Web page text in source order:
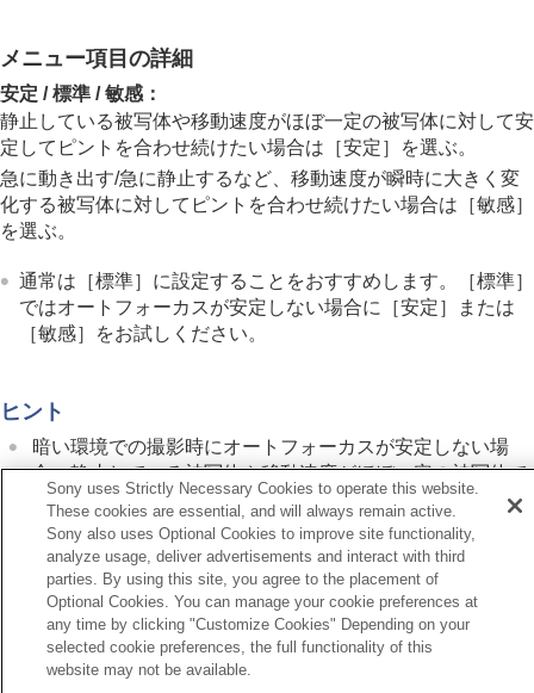
フォーカススタンダード
縦横フォーカスエリア切換
フォーカスエリア登録機能
登録フォーカスエリア消去
フォーカスエリア限定
（静止画/動画）
フォーカス位置の循環（静止画/動画）
AF枠の移動量（静止画/動画）
トラッキング中エリア枠表示
AF-Cエリア表示
位相差AFエリア表示
AF乗り移り感度
AFアシスト
AF/MF切換
フルタイムDMF
シャッター半押しAF
AFオン
フォーカスホールド
AF-S時の優先設定
AF-C時の優先設定
AF補助光
メニュー項目の詳細
安定 /標準 /敏感 ：
静止している被写体や移動速度がほぼ一定の被写体に対して安
定してピントを合わせ続けたい場合は ［安定］
を選ぶ。
急に動き出す/急に静止するなど、移動速度が瞬時に大きく変
化する被写体に対してピントを合わせ続けたい場合は ［敏感］
を選ぶ。
通常は ［標準］ に設定することをおすすめします。
［標準］
ではオートフォーカスが安定しない場合に
［安定］
または
［敏感］
をお試しください。
ヒント
暗い環境での撮影時にオートフォーカスが安定しない場
合、静止している被写体や移動速度がほぼ一定の被写体で
あれば［安定］に設定すると被写体にピントを合わせやす
くなります。
りへのAF特性
Sony uses Strictly Necessary Cookies to operate this website.
These cookies are essential, and will always remain active.
Sony also uses Optional Cookies to improve site functionality,
analyze usage, deliver advertisements and interact with third
parties. By using this site, you agree to the placement of
Optional Cookies. You can manage your cookie preferences at
any time by clicking "Customize Cookies" Depending on your
selected cookie preferences, the full functionality of this
website may not be available.